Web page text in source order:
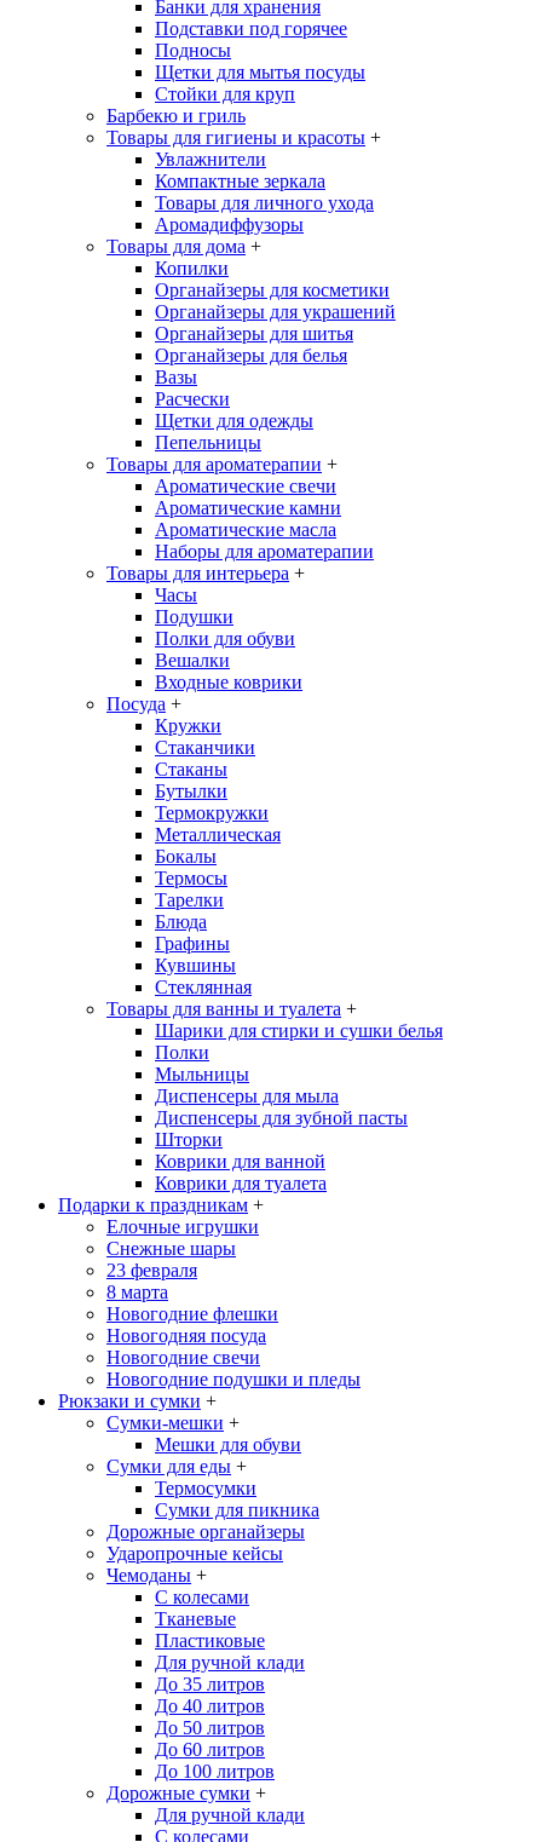
Банки для хранения
Подставки под горячее
Подносы
Щетки для мытья посуды
Стойки для круп
Барбекю и гриль
Товары для гигиены и красоты +
Увлажнители
Компактные зеркала
Товары для личного ухода
Аромадиффузоры
Товары для дома +
Копилки
Органайзеры для косметики
Органайзеры для украшений
Органайзеры для шитья
Органайзеры для белья
Вазы
Расчески
Щетки для одежды
Пепельницы
Товары для ароматерапии +
Ароматические свечи
Ароматические камни
Ароматические масла
Наборы для ароматерапии
Товары для интерьера +
Часы
Подушки
Полки для обуви
Вешалки
Входные коврики
Посуда +
Кружки
Стаканчики
Стаканы
Бутылки
Термокружки
Металлическая
Бокалы
Термосы
Тарелки
Блюда
Графины
Кувшины
Стеклянная
Товары для ванны и туалета +
Шарики для стирки и сушки белья
Полки
Мыльницы
Диспенсеры для мыла
Диспенсеры для зубной пасты
Шторки
Коврики для ванной
Коврики для туалета
Подарки к праздникам +
Елочные игрушки
Снежные шары
23 февраля
8 марта
Новогодние флешки
Новогодняя посуда
Новогодние свечи
Новогодние подушки и пледы
Рюкзаки и сумки +
Сумки-мешки +
Мешки для обуви
Сумки для еды +
Термосумки
Сумки для пикника
Дорожные органайзеры
Ударопрочные кейсы
Чемоданы +
С колесами
Тканевые
Пластиковые
Для ручной клади
До 35 литров
До 40 литров
До 50 литров
До 60 литров
До 100 литров
Дорожные сумки +
Для ручной клади
С колесами